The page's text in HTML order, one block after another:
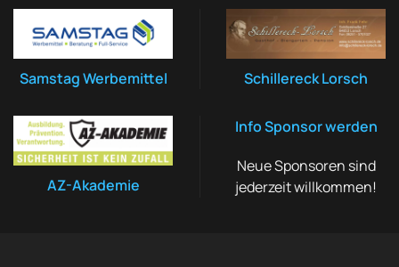
Samstag Werbemittel Schillereck Lorsch
AZ-Akademie
Info Sponsor werden
Neue Sponsoren sind
jederzeit willkommen!